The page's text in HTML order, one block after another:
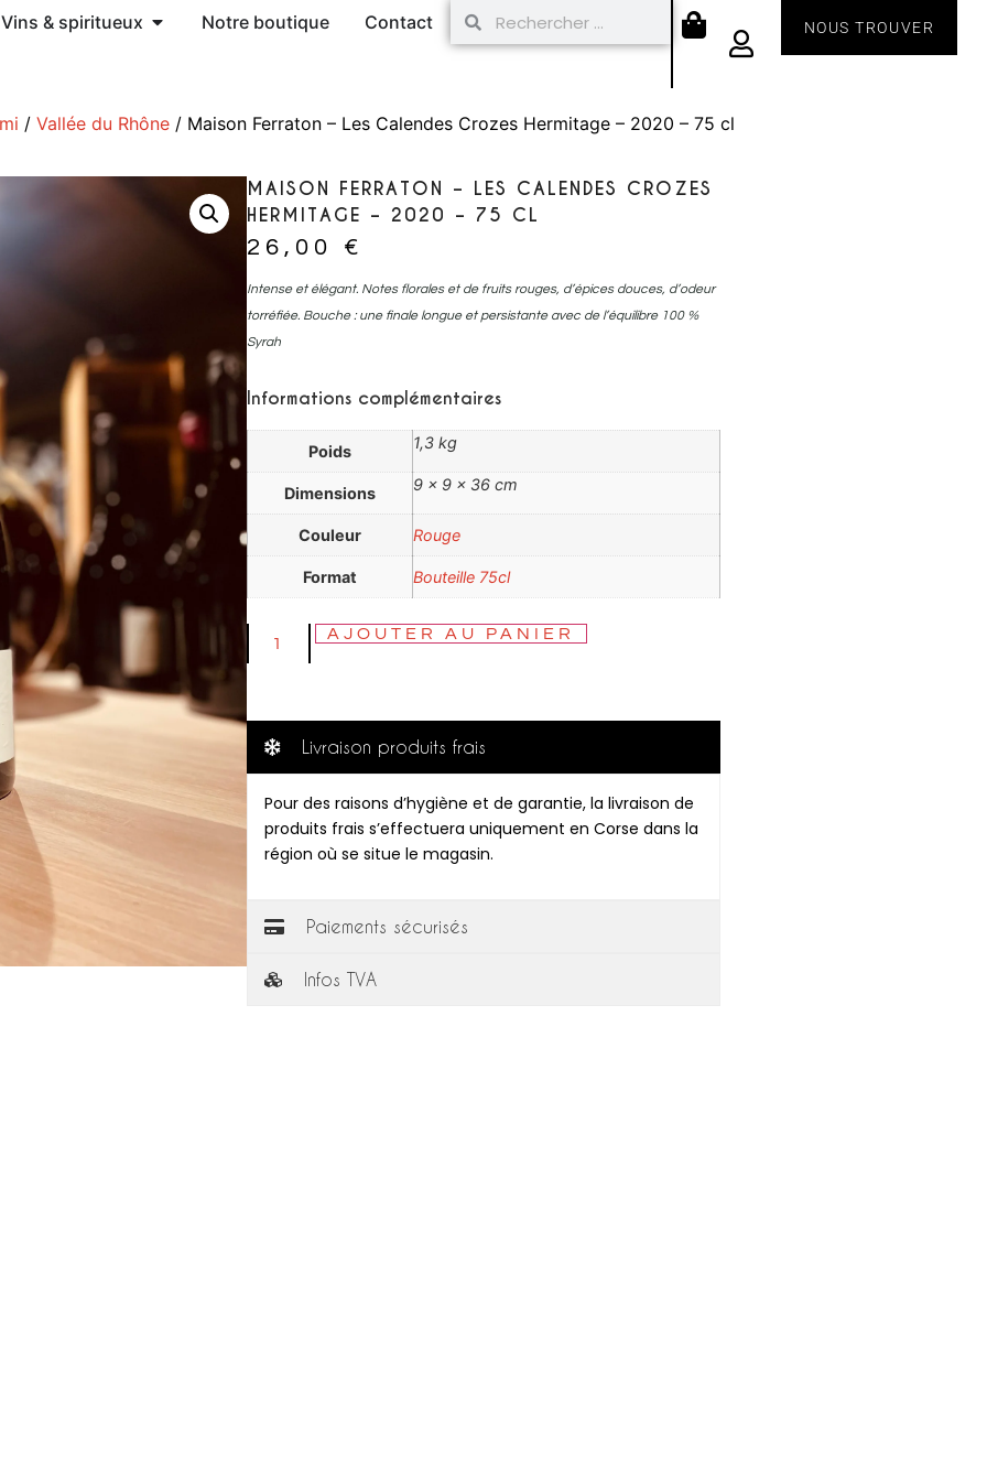
Vins & spiritueux Notre boutique Contact NOUS TROUVER
/Vallée du Rhône / Maison Ferraton – Les Calendes Crozes Hermitage – 2020 – 75 cl
MAISON FERRATON – LES CALENDES CROZES
HERMITAGE – 2020 – 75 CL
26,00 €
Intense et élégant. Notes florales et de fruits rouges, d’épices douces, d’odeur
torréfiée. Bouche : une finale longue et persistante avec de l’équilibre 100 %
Syrah
Informations complémentaires
Poids 1,3 kg
Dimensions 9 × 9 × 36 cm
Couleur Rouge
Format Bouteille 75cl
AJOUTER AU PANIER
Livraison produits frais
Pour des raisons d’hygiène et de garantie, la livraison de
produits frais s’effectuera uniquement en Corse dans la
région où se situe le magasin.
Paiements sécurisés
Infos TVA